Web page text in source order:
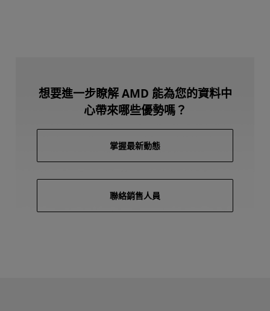
想要進一步瞭解 AMD 能為您的資料中
心帶來哪些優勢嗎？
掌握最新動態
聯絡銷售人員